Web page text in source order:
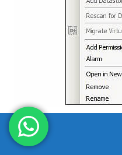
Eklenecek olan hostumun